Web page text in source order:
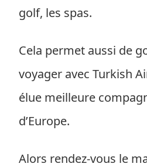
golf, les spas.
Cela permet aussi de
voyager avec Turkish
élue meilleure
d’Europe.
Alors rendez-vous le